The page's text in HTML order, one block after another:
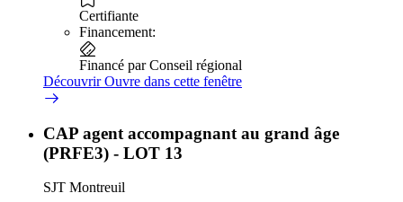
Certifiante
Financement:
Financé par Conseil régional
DécouvrirOuvre dans cette fenêtre
CAP agent accompagnant au grand âge
(PRFE3) - LOT 13
SJT Montreuil